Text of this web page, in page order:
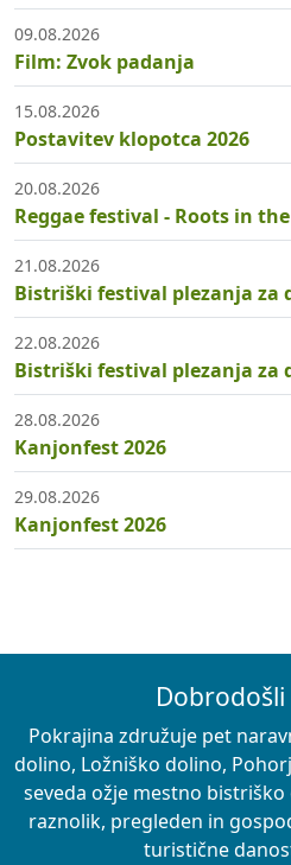
09.08.2026
Film: Zvok padanja
15.08.2026
Postavitev klopotca 2026
20.08.2026
Reggae festival - Roots in
21.08.2026
Bistriški festival plezanja za
22.08.2026
Bistriški festival plezanja za
28.08.2026
Kanjonfest 2026
29.08.2026
Kanjonfest 2026
Dobrodošli
Pokrajina združuje pet
dolino, Ložniško dolino,
seveda ožje mestno
raznolik, pregleden in
turistične